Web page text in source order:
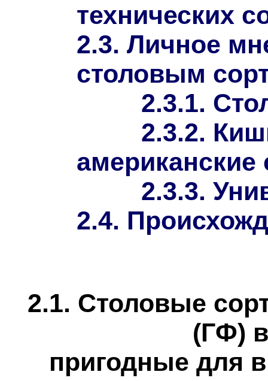
технических
2.3. Личное
столовым
2.3.1.
2.3.2.
2.3.3.
2.4.
2.1. Столовые
(ГФ)
пригодные для